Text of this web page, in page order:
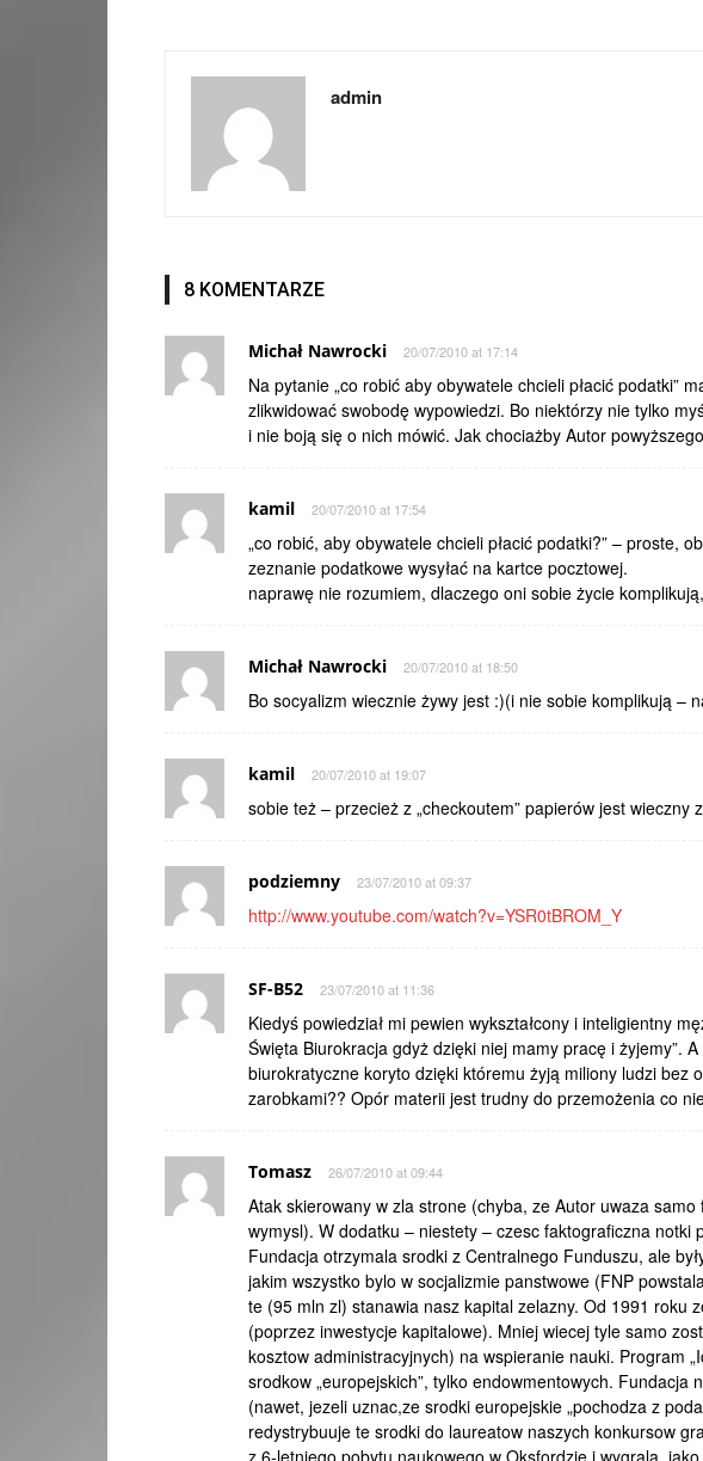
admin
8 KOMENTARZE
Michał Nawrocki 20/07/2010 at 17:14
Na pytanie „co robić aby obywatele chcieli płacić podatki”
zlikwidować swobodę wypowiedzi. Bo niektórzy nie tylko
i nie boją się o nich mówić. Jak chociażby Autor
kamil 20/07/2010 at 17:54
„co robić, aby obywatele chcieli płacić podatki?” – proste,
zeznanie podatkowe wysyłać na kartce pocztowej.
naprawę nie rozumiem, dlaczego oni sobie życie
Michał Nawrocki 20/07/2010 at 18:50
Bo socyalizm wiecznie żywy jest :)(i nie sobie komplikują –
kamil 20/07/2010 at 19:07
sobie też – przecież z „checkoutem” papierów jest
podziemny 23/07/2010 at 09:37
http://www.youtube.com/watch?v=YSR0tBROM_Y
SF-B52 23/07/2010 at 11:36
Kiedyś powiedział mi pewien wykształcony i inteligientny
Święta Biurokracja gdyż dzięki niej mamy pracę i żyjemy”.
biurokratyczne koryto dzięki któremu żyją miliony ludzi bez
zarobkami?? Opór materii jest trudny do przemożenia co
Tomasz 26/07/2010 at 09:44
Atak skierowany w zla strone (chyba, ze Autor uwaza
wymysl). W dodatku – niestety – czesc faktograficzna notki
Fundacja otrzymala srodki z Centralnego Funduszu, ale
jakim wszystko bylo w socjalizmie panstwowe (FNP
te (95 mln zl) stanawia nasz kapital zelazny. Od 1991 roku
(poprzez inwestycje kapitalowe). Mniej wiecej tyle samo
kosztow administracyjnych) na wspieranie nauki. Program
srodkow „europejskich”, tylko endowmentowych. Fundacja
(nawet, jezeli uznac,ze srodki europejskie „pochodza z
redystrybuuje te srodki do laureatow naszych konkursow
z 6-letniego pobytu naukowego w Oksfordzie i wygrala,